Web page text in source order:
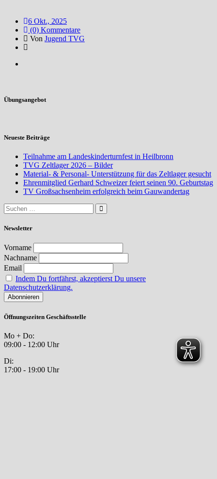
6 Okt., 2025
(0) Kommentare
Von Jugend TVG
Übungsangebot
Neueste Beiträge
Teilnahme am Landeskinderturnfest in Heilbronn
TVG Zeltlager 2026 – Bilder
Material- & Personal- Unterstützung für das Zeltlager gesucht
Ehrenmitglied Gerhard Schweizer feiert seinen 90. Geburtstag
TV Großsachsenheim erfolgreich beim Gauwandertag
Newsletter
Vorname
Nachname
Email
Indem Du fortfährst, akzeptierst Du unsere
Datenschutzerklärung.
Öffnungszeiten Geschäftsstelle
Mo + Do:
09:00 - 12:00 Uhr
Di:
17:00 - 19:00 Uhr